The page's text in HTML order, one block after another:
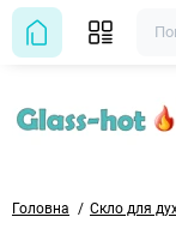
Головна Скло для